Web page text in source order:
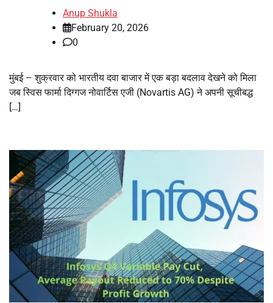
Anup Shukla
February 20, 2026
0
मुंबई – शुक्रवार को भारतीय दवा बाजार में एक बड़ा बदलाव देखने को मिला
जब स्विस फार्मा दिग्गज नोवार्टिस एजी (Novartis AG) ने अपनी सूचीबद्ध
[…]